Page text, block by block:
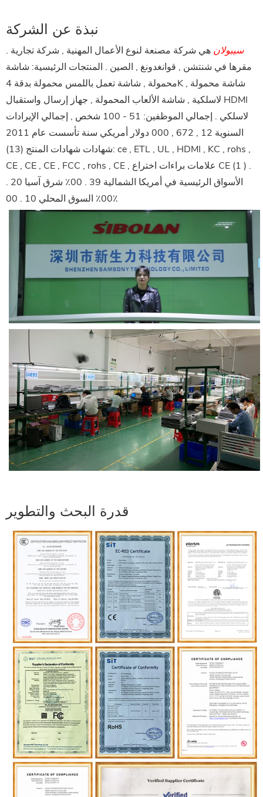
نبذة عن الشركة
سيبولان هي شركة مصنعة لنوع الأعمال المهنية , شركة تجارية .
مقرها في شنتشن , قوانغدونغ , الصين . المنتجات الرئيسية: شاشة
محمولة , شاشة تعمل باللمس محمولة بدقة 4K , شاشة محمولة
لاسلكية , شاشة الألعاب المحمولة , جهاز إرسال واستقبال HDMI
لاسلكي . إجمالي الموظفين: 51 - 100 شخص , إجمالي الإيرادات
السنوية 12 , 672 , 000 دولار أمريكي سنة تأسست عام 2011
شهادات شهادات المنتج (13): ce , ETL , UL , HDMI , KC , rohs ,
CE , CE , CE , FCC , rohs , CE , علامات براءات اختراع CE (1 ) .
الأسواق الرئيسية في أمريكا الشمالية 39 . 00٪ شرق آسيا 20 .
00٪ السوق المحلي 10 . 00٪
قدرة البحث والتطوير